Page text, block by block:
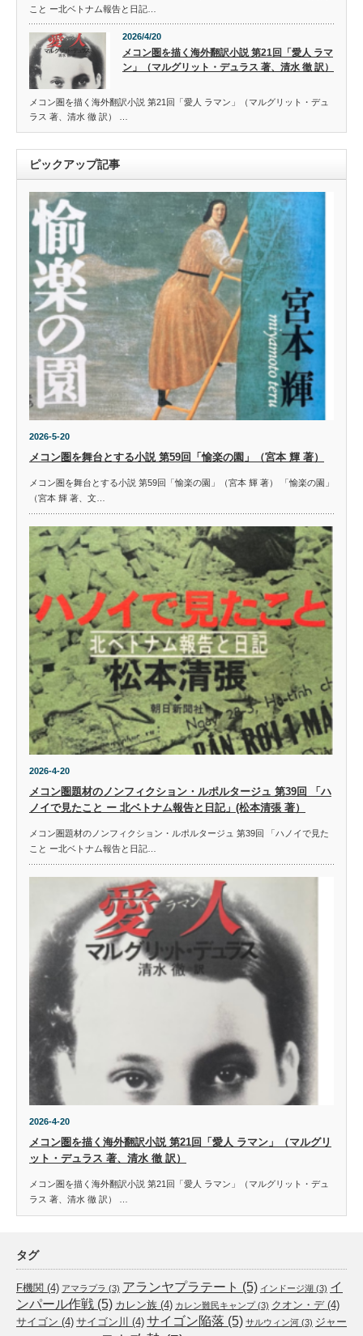
こと ー北ベトナム報告と日記…
2026/4/20
メコン圏を描く海外翻訳小説 第21回「愛人 ラマ
ン」（マルグリット・デュラス 著、清水 徹 訳）
メコン圏を描く海外翻訳小説 第21回「愛人 ラマン」（マルグリット・デュ
ラス 著、清水 徹 訳） …
ピックアップ記事
2026-5-20
メコン圏を舞台とする小説 第59回「愉楽の園」（宮本 輝 著）
メコン圏を舞台とする小説 第59回「愉楽の園」（宮本 輝 著） 「愉楽の園」
（宮本 輝 著、文…
2026-4-20
メコン圏題材のノンフィクション・ルポルタージュ 第39回 「ハ
ノイで見たこと ー 北ベトナム報告と日記」(松本清張 著）
メコン圏題材のノンフィクション・ルポルタージュ 第39回 「ハノイで見た
こと ー北ベトナム報告と日記…
2026-4-20
メコン圏を描く海外翻訳小説 第21回「愛人 ラマン」（マルグリ
ット・デュラス 著、清水 徹 訳）
メコン圏を描く海外翻訳小説 第21回「愛人 ラマン」（マルグリット・デュ
ラス 著、清水 徹 訳） …
タグ
F機関 (4) アマラプラ (3) アランヤプラテート (5) インドージ湖 (3) イ
ンパール作戦 (5) カレン族 (4) カレン難民キャンプ(3) クオン・デ(4)
サイゴン (4) サイゴン川 (4) サイゴン陥落 (5) サルウィン河 (3) ジャー